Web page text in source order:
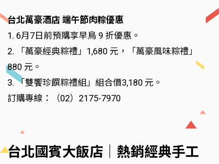
台北萬豪酒店 端午節肉粽優惠
1. 6月7日前預購享早鳥 9 折優惠。
2. 「萬豪經典粽禮」1,680 元，「萬豪風味粽禮」
880 元。
3. 「雙饗珍饌粽禮組」組合價3,180 元。
訂購專線：（02）2175-7970
台北國賓大飯店｜熱銷經典手工